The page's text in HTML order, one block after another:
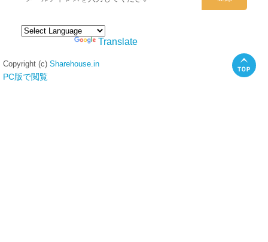
Translate
Copyright (c) Sharehouse.in
PC版で閲覧